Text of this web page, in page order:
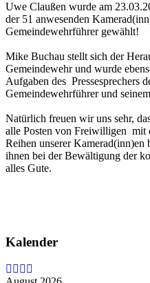
Uwe Claußen wurde am
der 51 anwesenden
Gemeindewehrführer gewählt!
Mike Buchau stellt sich der
Gemeindewehr und wurde
Aufgaben des Pressesprechers
Gemeindewehrführer und
Natürlich freuen wir uns sehr,
alle Posten von Freiwilligen mit
Reihen unserer Kamerad(inn)en
ihnen bei der Bewältigung der
alles Gute.
Kalender